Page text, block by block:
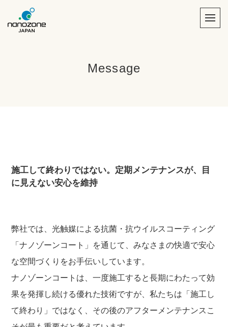
Message
施工して終わりではない。定期メンテナンスが、目
に見えない安心を維持
弊社では、光触媒による抗菌・抗ウイルスコーティング
「ナノゾーンコート」を通じて、みなさまの快適で安心
な空間づくりをお手伝いしています。
ナノゾーンコートは、一度施工すると長期にわたって効
果を発揮し続ける優れた技術ですが、私たちは「施工し
て終わり」ではなく、その後のアフターメンテナンスこ